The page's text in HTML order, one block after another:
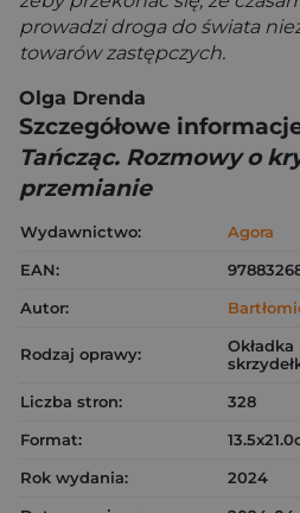
prowadzi droga do świata
towarów zastępczych.
Olga Drenda
Szczegółowe
Tańcząc. Rozmowy o
przemianie
Wydawnictwo:
Agora
EAN:
Autor:
Rodzaj oprawy:
Liczba stron:
328
Format:
Rok wydania:
2024